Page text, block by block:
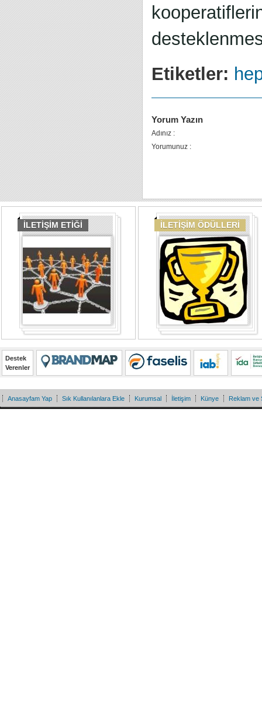
Etiketler:
Yorum Yazın
Adınız :
Yorumunuz :
İLETİŞİM ETİĞİ İLETİŞİM ÖDÜLLERİ
Destek
Verenler
Anasayfam Yap Sık Kullanılanlara Ekle Kurumsal İletişim Künye Reklam ve